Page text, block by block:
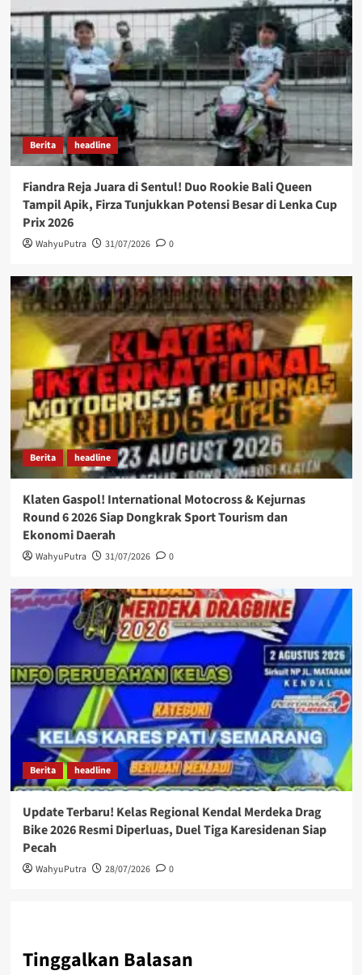
Berita headline
Fiandra Reja Juara di Sentul! Duo Rookie Bali Queen
Tampil Apik, Firza Tunjukkan Potensi Besar di Lenka Cup
Prix 2026
WahyuPutra 31/07/2026 0
Berita headline
Klaten Gaspol! International Motocross & Kejurnas
Round 6 2026 Siap Dongkrak Sport Tourism dan
Ekonomi Daerah
WahyuPutra 31/07/2026 0
Berita headline
Update Terbaru! Kelas Regional Kendal Merdeka Drag
Bike 2026 Resmi Diperluas, Duel Tiga Karesidenan Siap
Pecah
WahyuPutra 28/07/2026 0
Tinggalkan Balasan